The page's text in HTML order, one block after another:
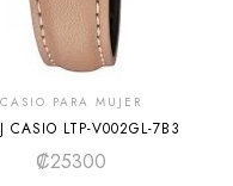
CASIO PARA MUJER
CASIO LTP-V002GL-7B3
₡25300